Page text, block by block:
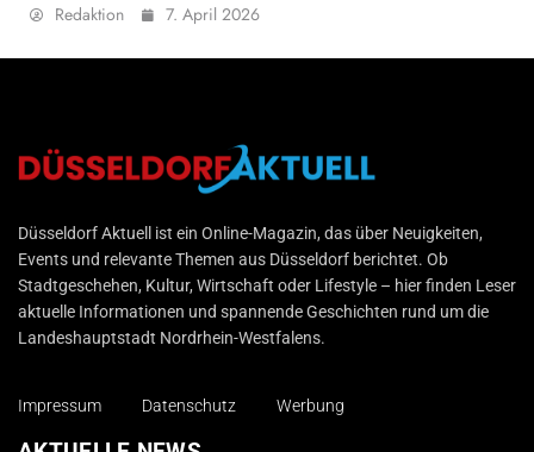
Redaktion 7. April 2026
Düsseldorf Aktuell
Düsseldorf Aktuell ist ein Online-Magazin, das über Neuigkeiten,
Events und relevante Themen aus Düsseldorf berichtet. Ob
Stadtgeschehen, Kultur, Wirtschaft oder Lifestyle – hier finden Leser
aktuelle Informationen und spannende Geschichten rund um die
Landeshauptstadt Nordrhein-Westfalens.
Impressum Datenschutz Werbung